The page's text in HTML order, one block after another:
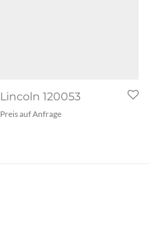
Lincoln 120053
Preis auf Anfrage